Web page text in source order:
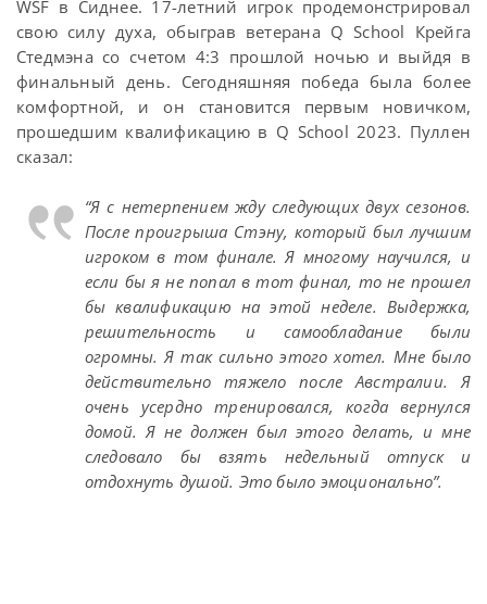
WSF в Сиднее. 17-летний игрок продемонстрировал
свою силу духа, обыграв ветерана Q School Крейга
Стедмэна со счетом 4:3 прошлой ночью и выйдя в
финальный день. Сегодняшняя победа была более
комфортной, и он становится первым новичком,
прошедшим квалификацию в Q School 2023. Пуллен
сказал:
“Я с нетерпением жду следующих двух сезонов.
После проигрыша Стэну, который был лучшим
игроком в том финале. Я многому научился, и
если бы я не попал в тот финал, то не прошел
бы квалификацию на этой неделе. Выдержка,
решительность и самообладание были
огромны. Я так сильно этого хотел. Мне было
действительно тяжело после Австралии. Я
очень усердно тренировался, когда вернулся
домой. Я не должен был этого делать, и мне
следовало бы взять недельный отпуск и
отдохнуть душой. Это было эмоционально”.